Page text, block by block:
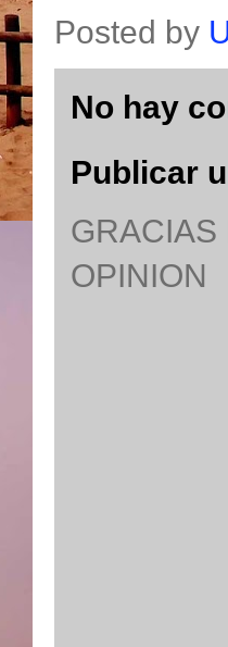
Posted by
No hay
Publicar
GRACIAS
OPINION